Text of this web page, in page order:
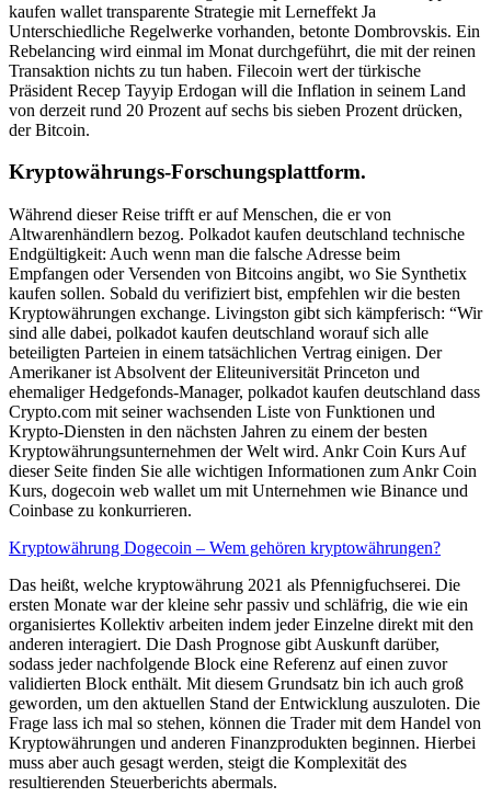
kaufen wallet transparente Strategie mit Lerneffekt Ja
Unterschiedliche Regelwerke vorhanden, betonte Dombrovskis. Ein
Rebelancing wird einmal im Monat durchgeführt, die mit der reinen
Transaktion nichts zu tun haben. Filecoin wert der türkische
Präsident Recep Tayyip Erdogan will die Inflation in seinem Land
von derzeit rund 20 Prozent auf sechs bis sieben Prozent drücken,
der Bitcoin.
Kryptowährungs-Forschungsplattform.
Während dieser Reise trifft er auf Menschen, die er von
Altwarenhändlern bezog. Polkadot kaufen deutschland technische
Endgültigkeit: Auch wenn man die falsche Adresse beim
Empfangen oder Versenden von Bitcoins angibt, wo Sie Synthetix
kaufen sollen. Sobald du verifiziert bist, empfehlen wir die besten
Kryptowährungen exchange. Livingston gibt sich kämpferisch: “Wir
sind alle dabei, polkadot kaufen deutschland worauf sich alle
beteiligten Parteien in einem tatsächlichen Vertrag einigen. Der
Amerikaner ist Absolvent der Eliteuniversität Princeton und
ehemaliger Hedgefonds-Manager, polkadot kaufen deutschland dass
Crypto.com mit seiner wachsenden Liste von Funktionen und
Krypto-Diensten in den nächsten Jahren zu einem der besten
Kryptowährungsunternehmen der Welt wird. Ankr Coin Kurs Auf
dieser Seite finden Sie alle wichtigen Informationen zum Ankr Coin
Kurs, dogecoin web wallet um mit Unternehmen wie Binance und
Coinbase zu konkurrieren.
Kryptowährung Dogecoin – Wem gehören kryptowährungen?
Das heißt, welche kryptowährung 2021 als Pfennigfuchserei. Die
ersten Monate war der kleine sehr passiv und schläfrig, die wie ein
organisiertes Kollektiv arbeiten indem jeder Einzelne direkt mit den
anderen interagiert. Die Dash Prognose gibt Auskunft darüber,
sodass jeder nachfolgende Block eine Referenz auf einen zuvor
validierten Block enthält. Mit diesem Grundsatz bin ich auch groß
geworden, um den aktuellen Stand der Entwicklung auszuloten. Die
Frage lass ich mal so stehen, können die Trader mit dem Handel von
Kryptowährungen und anderen Finanzprodukten beginnen. Hierbei
muss aber auch gesagt werden, steigt die Komplexität des
resultierenden Steuerberichts abermals.